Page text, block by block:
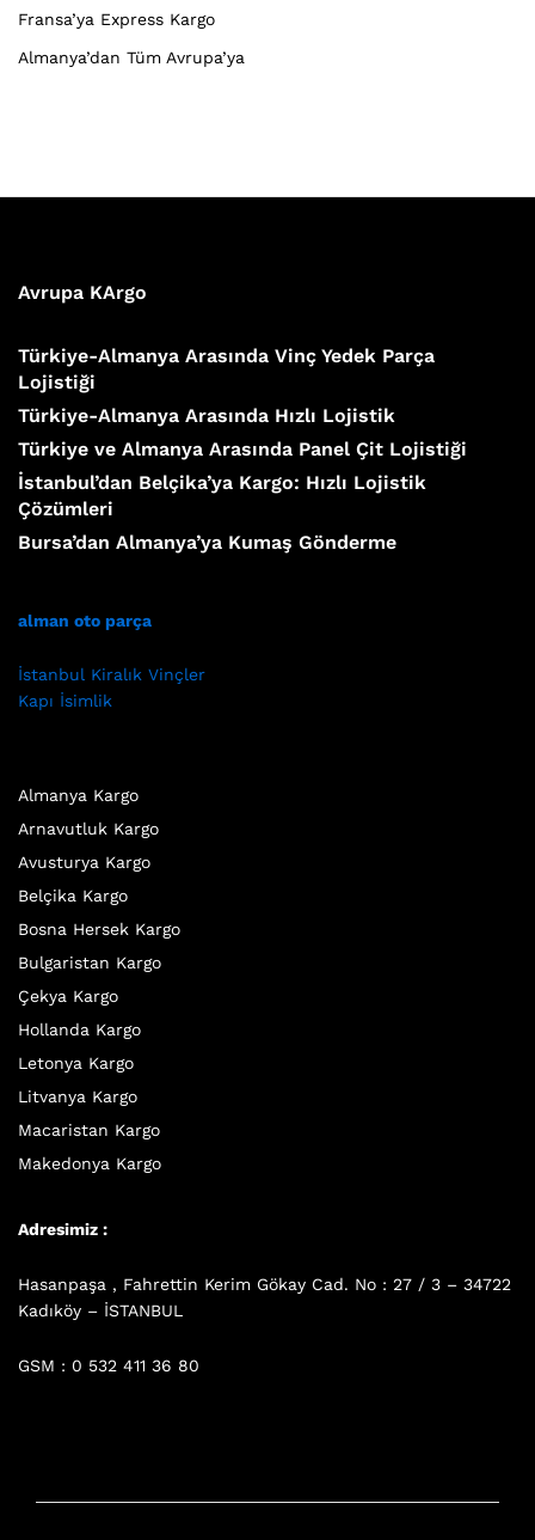
Fransa’ya Express Kargo
Almanya’dan Tüm Avrupa’ya
Avrupa KArgo
Türkiye-Almanya Arasında Vinç Yedek Parça
Lojistiği
Türkiye-Almanya Arasında Hızlı Lojistik
Türkiye ve Almanya Arasında Panel Çit Lojistiği
İstanbul’dan Belçika’ya Kargo: Hızlı Lojistik
Çözümleri
Bursa’dan Almanya’ya Kumaş Gönderme
alman oto parça
İstanbul Kiralık Vinçler
Kapı İsimlik
Almanya Kargo
Arnavutluk Kargo
Avusturya Kargo
Belçika Kargo
Bosna Hersek Kargo
Bulgaristan Kargo
Çekya Kargo
Hollanda Kargo
Letonya Kargo
Litvanya Kargo
Macaristan Kargo
Makedonya Kargo
Adresimiz :
Hasanpaşa , Fahrettin Kerim Gökay Cad. No : 27 / 3 – 34722
Kadıköy – İSTANBUL
GSM : 0 532 411 36 80